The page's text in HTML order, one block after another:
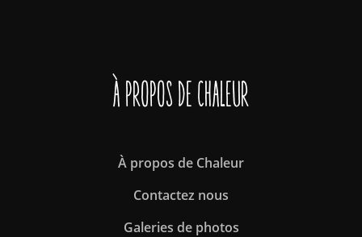
À propos de Chaleur
À propos de Chaleur
Contactez nous
Galeries de photos